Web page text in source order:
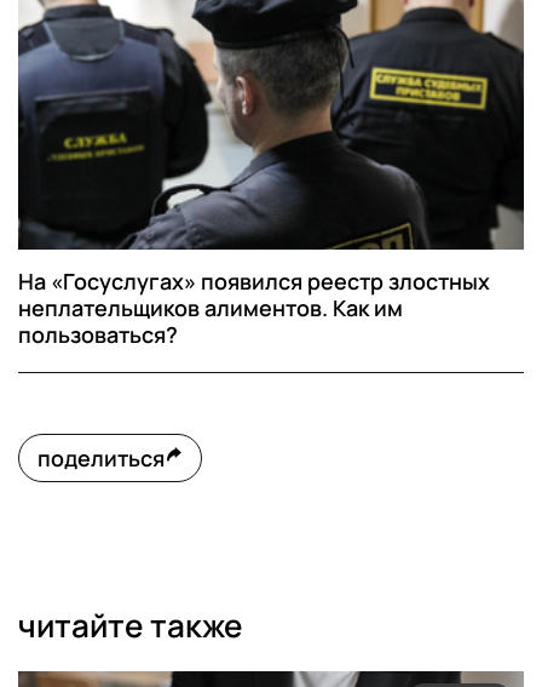
На «Госуслугах» появился реестр злостных
неплательщиков алиментов. Как им
пользоваться?
поделиться
читайте также